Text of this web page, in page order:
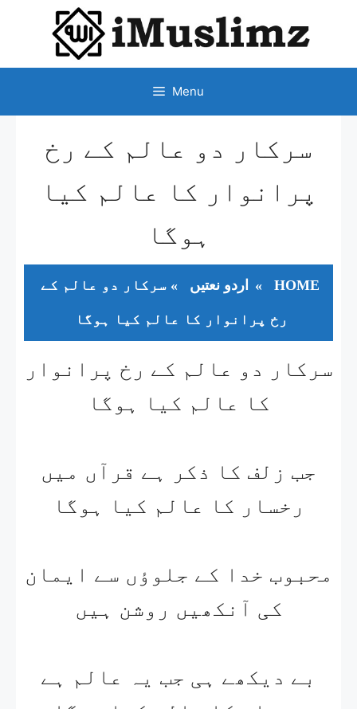
CONTENT
Menu
سرکار دو عالم کے رخ
پرانوار کا عالم کیا
ہوگا
HOME
» اردو نعتیں » سرکار دو عالم کے
رخ پرانوار کا عالم کیا ہوگا
سرکار دو عالم کے رخ پرانوار
کا عالم کیا ہوگا
جب زلف کا ذکر ہے قرآں میں
رخسار کا عالم کیا ہوگا
محبوب خدا کے جلوؤں سے ایمان
کی آنکھیں روشن ہیں
بے دیکھے ہی جب یہ عالم ہے